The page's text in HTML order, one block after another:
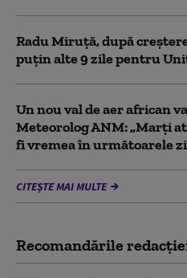
Radu Miruță, după
puțin alte 9 zile pentru
Un nou val de aer african
Meteorolog ANM: „Marți
fi vremea în următoarele
CITEȘTE MAI MULTE
Recomandările